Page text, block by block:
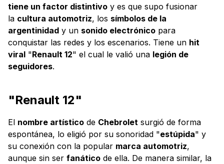
tiene un factor distintivo y es que supo fusionar
la cultura automotriz, los símbolos de la
argentinidad y un sonido electrónico para
conquistar las redes y los escenarios. Tiene un hit
viral "Renault 12" el cual le valió una legión de
seguidores.
"Renault 12"
El nombre artístico de Chebrolet surgió de forma
espontánea, lo eligió por su sonoridad "estúpida" y
su conexión con la popular marca automotriz,
aunque sin ser fanático de ella. De manera similar, la